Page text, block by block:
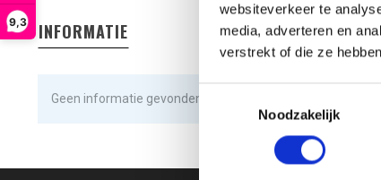
websiteverkeer te
media, adverteren en
verstrekt of die ze
Toestemmingsselectie
Noodzakelijk
9,3 INFORMATIE
Geen informatie gevonden